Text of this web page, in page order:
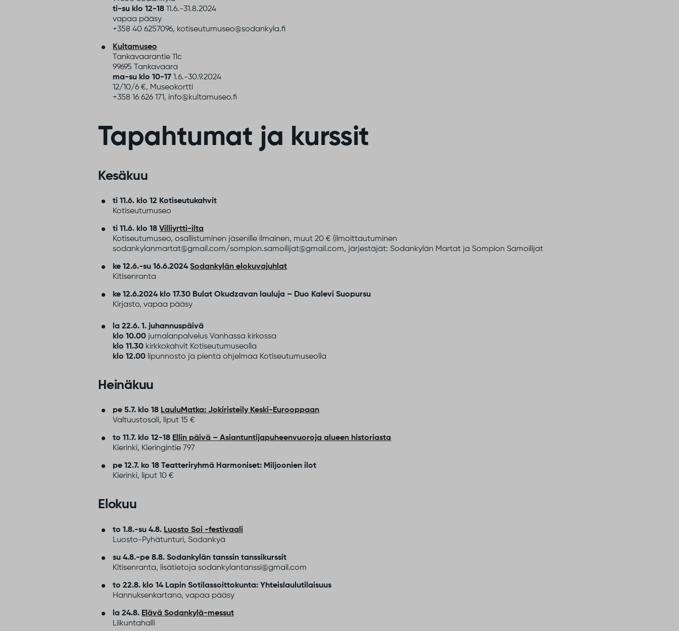
ti-su klo 12-1811.6.-31.8.2024
vapaa pääsy
+358 40 6257096, kotiseutumuseo@sodankyla.fi
Kultamuseo
Tankavaarantie 11c
99695 Tankavaara
ma-su klo 10-171.6.-30.9.2024
12/10/6 €, Museokortti
+358 16 626 171, info@kultamuseo.fi
Tapahtumat ja kurssit
Kesäkuu
ti 11.6. klo 12 Kotiseutukahvit
Kotiseutumuseo
ti 11.6. klo 18Villiyrtti-ilta
Kotiseutumuseo, osallistuminen jäsenille ilmainen, muut 20 € (ilmoittautuminen
sodankylanmartat@gmail.com/sompion.samoilijat@gmail.com, järjestäjät: Sodankylän Martat ja Sompion Samoilijat
ke 12.6.-su 16.6.2024Sodankylän elokuvajuhlat
Kitisenranta
ke 12.6.2024 klo 17.30 Bulat Okudzavan lauluja – Duo Kalevi Suopursu
Kirjasto, vapaa pääsy
la 22.6.1. juhannuspäivä
klo 10.00 jumalanpalvelus Vanhassa kirkossa
klo 11.30 kirkkokahvit Kotiseutumuseolla
klo 12.00 lipunnosto ja pientä ohjelmaa Kotiseutumuseolla
Heinäkuu
pe 5.7. klo 18 LauluMatka: Jokiristeily Keski-Eurooppaan
Valtuustosali, liput 15 €
to 11.7. klo 12-18 Ellin päivä – Asiantuntijapuheenvuoroja alueen historiasta
Kierinki, Kieringintie 797
pe 12.7. ko 18Teatteriryhmä Harmoniset: Miljoonien ilot
Kierinki, liput 10 €
Elokuu
to 1.8.-su 4.8. Luosto Soi -festivaali
Luosto-Pyhätunturi, Sodankyä
su 4.8.-pe 8.8. Sodankylän tanssin tanssikurssit
Kitisenranta, lisätietoja sodankylantanssi@gmail.com
to 22.8. klo 14 Lapin Sotilassoittokunta: Yhteislaulutilaisuus
Hannuksenkartano, vapaa pääsy
la 24.8. Elävä Sodankylä-messut
Liikuntahalli